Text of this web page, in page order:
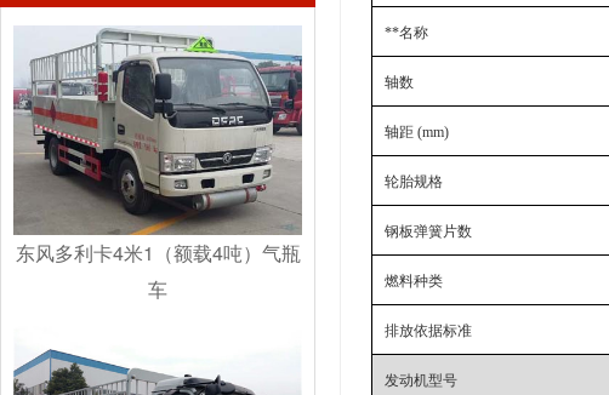
东风多利卡4米1（额载4吨）气瓶
车
**名称
轴数
轴距 (mm)
轮胎规格
钢板弹簧片数
燃料种类
排放依据标准
发动机型号